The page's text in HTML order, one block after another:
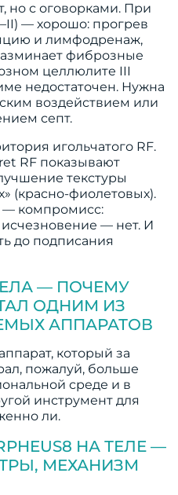
но с оговорками. При
— хорошо: прогрев
и лимфодренаж,
фиброзные
целлюлите III
недостаточен. Нужна
воздействием или
септ.
игольчатого RF.
RF показывают
текстуры
(красно-фиолетовых).
— компромисс:
— нет. И
до подписания
— ПОЧЕМУ
ОДНИМ ИЗ
АППАРАТОВ
который за
пожалуй, больше
среде и в
инструмент для
ли.
НА ТЕЛЕ —
МЕХАНИЗМ